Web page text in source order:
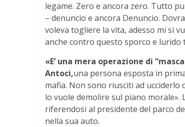
legame. Zero e ancora zero. Tutto
– denuncio e ancora Denuncio.
voleva togliere la vita, adesso mi si
anche contro questo sporco e
«E’ una mera operazione di
Antoci,una persona esposta in
mafia. Non sono riusciti ad ucciderlo
lo vuole demolire sul piano morale».
riferendosi al presidente del parco
nella sua auto.